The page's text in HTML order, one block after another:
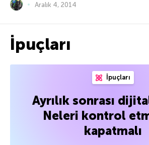
Aralık 4, 2014
İpuçları
İpuçları
Ayrılık sonrası
Neleri kontrol
kapatmalı